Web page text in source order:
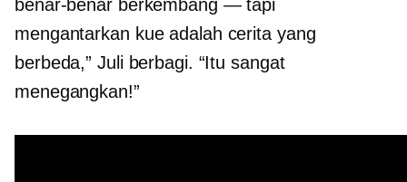
benar-benar berkembang — tapi
mengantarkan kue adalah cerita yang
berbeda,” Juli berbagi. “Itu sangat
menegangkan!”